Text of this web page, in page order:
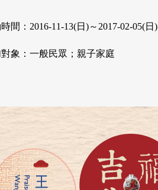
間：2016-11-13(日)～2017-02-05(日)
象：一般民眾；親子家庭